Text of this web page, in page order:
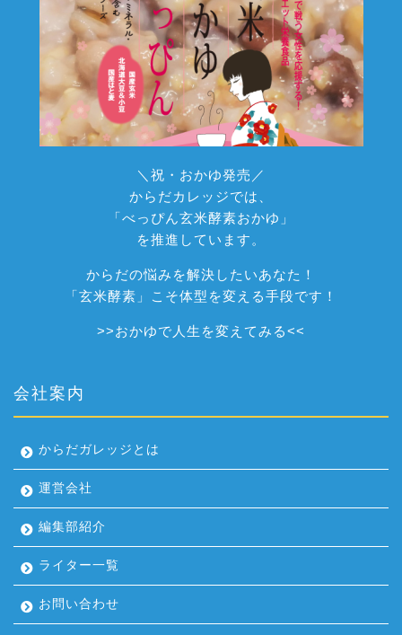
＼祝・おかゆ発売／
からだカレッジでは、
「べっぴん玄米酵素おかゆ」
を推進しています。
からだの悩みを解決したいあなた！
「玄米酵素」こそ体型を変える手段です！
>>おかゆで人生を変えてみる<<
会社案内
からだガレッジとは
運営会社
編集部紹介
ライター一覧
お問い合わせ